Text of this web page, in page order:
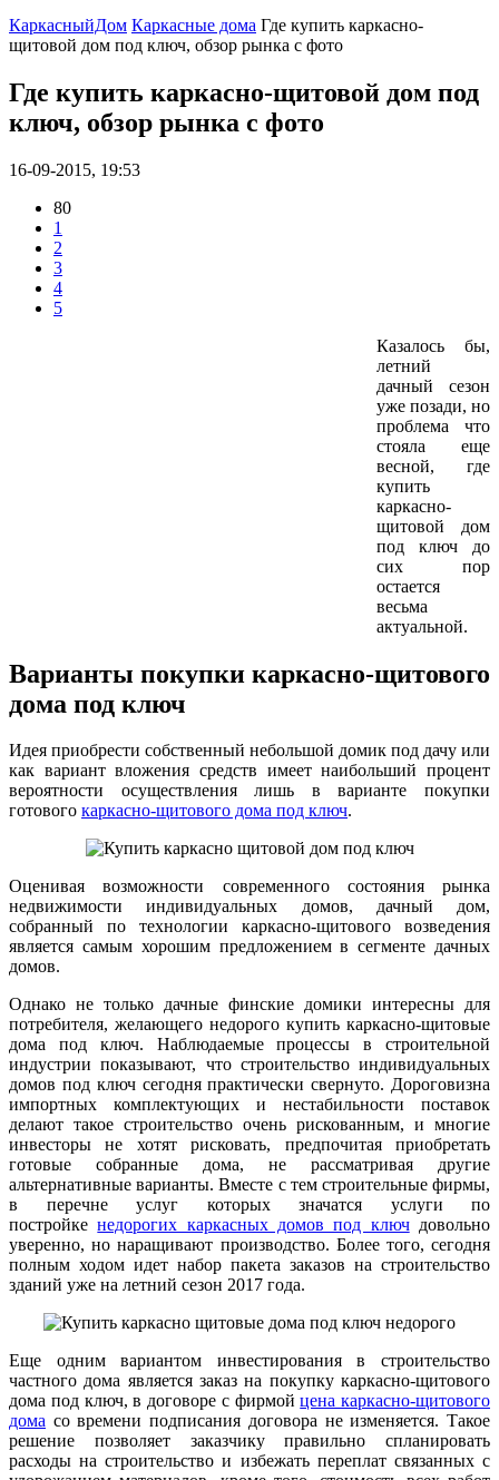
КаркасныйДом Каркасные дома Где купить каркасно-
щитовой дом под ключ, обзор рынка с фото
Где купить каркасно-щитовой дом под
ключ, обзор рынка с фото
16-09-2015, 19:53
80
1
2
3
4
5
Казалось бы,
летний
дачный сезон
уже позади, но
проблема что
стояла еще
весной, где
купить
каркасно-
щитовой дом
под ключ до
сих пор
остается
весьма
актуальной.
Варианты покупки каркасно-щитового
дома под ключ
Идея приобрести собственный небольшой домик под дачу или
как вариант вложения средств имеет наибольший процент
вероятности осуществления лишь в варианте покупки
готового каркасно-щитового дома под ключ.
Оценивая возможности современного состояния рынка
недвижимости индивидуальных домов, дачный дом,
собранный по технологии каркасно-щитового возведения
является самым хорошим предложением в сегменте дачных
домов.
Однако не только дачные финские домики интересны для
потребителя, желающего недорого купить каркасно-щитовые
дома под ключ. Наблюдаемые процессы в строительной
индустрии показывают, что строительство индивидуальных
домов под ключ сегодня практически свернуто. Дороговизна
импортных комплектующих и нестабильности поставок
делают такое строительство очень рискованным, и многие
инвесторы не хотят рисковать, предпочитая приобретать
готовые собранные дома, не рассматривая другие
альтернативные варианты. Вместе с тем строительные фирмы,
в перечне услуг которых значатся услуги по
постройкенедорогих каркасных домов под ключдовольно
уверенно, но наращивают производство. Более того, сегодня
полным ходом идет набор пакета заказов на строительство
зданий уже на летний сезон 2017 года.
Еще одним вариантом инвестирования в строительство
частного дома является заказ на покупку каркасно-щитового
дома под ключ, в договоре с фирмойцена каркасно-щитового
дома со времени подписания договора не изменяется. Такое
решение позволяет заказчику правильно спланировать
расходы на строительство и избежать переплат связанных с